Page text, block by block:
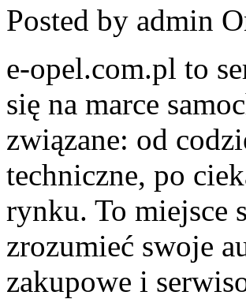
Posted by admin
e-opel.com.pl to
się na marce
związane: od
techniczne, po
rynku. To miejsce
zrozumieć swoje
zakupowe i